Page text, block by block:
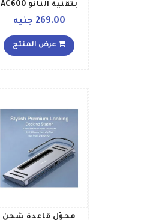
بتقنية النانو AC600
أسود
269.00 جنيه
عرض المنتج
محوّل قاعدة شحن